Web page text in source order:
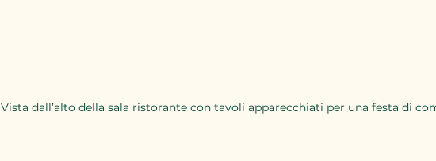
Vista dall’alto della sala ristorante con tavoli apparecchiati per una festa di